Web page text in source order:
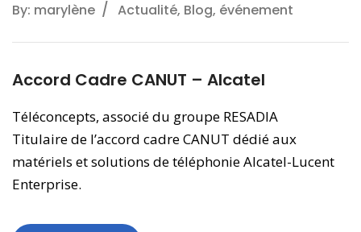
By: marylène Actualité, Blog, événement
Accord Cadre CANUT – Alcatel
Téléconcepts, associé du groupe RESADIA
Titulaire de l’accord cadre CANUT dédié aux
matériels et solutions de téléphonie Alcatel-Lucent
Enterprise.